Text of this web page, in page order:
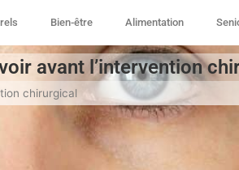
Bien-être Alimentation
avant l’intervention
chirurgical